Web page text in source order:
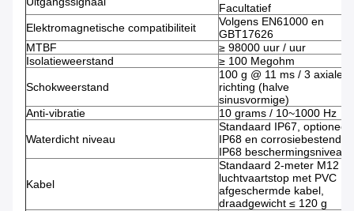
Facultatief
Elektromagnetische compatibiliteit
Volgens EN61000 en
GBT17626
MTBF
≥ 98000 uur / uur
Isolatieweerstand
≥ 100 Megohm
Schokweerstand
100 g @ 11 ms / 3 axiale
richting (halve
sinusvormige)
Anti-vibratie
10 grams / 10~1000 Hz
Waterdicht niveau
Standaard IP67, optioneel
IP68 en corrosiebestendig
IP68 beschermingsniveau
Kabel
Standaard 2-meter M12
luchtvaartstop met PVC
afgeschermde kabel,
draadgewicht ≤ 120 g